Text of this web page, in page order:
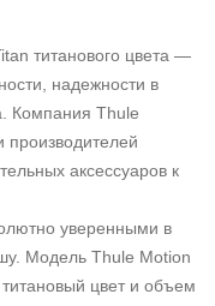
титанового цвета —
надежности в
Компания Thule
аксессуаров к
уверенными в
Модель Thule Motion
цвет и объем